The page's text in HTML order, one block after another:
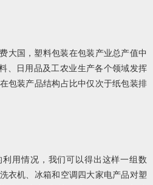
大国，塑料包装在包装产业总产值中
、日用品及工农业生产各个领域发挥
包装产品结构占比中仅次于纸包装排
用情况，我们可以得出这样一组数
衣机、冰箱和空调四大家电产品对塑